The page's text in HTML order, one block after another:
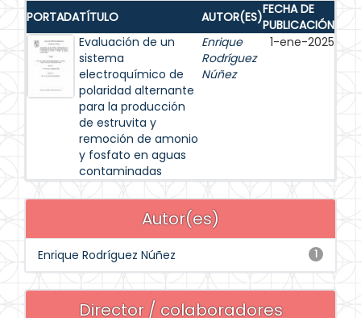
PORTADATÍTULO AUTOR(ES)FECHA DE
PUBLICACIÓN
Evaluación de un
sistema
electroquímico de
polaridad alternante
para la producción
de estruvita y
remoción de amonio
y fosfato en aguas
contaminadas
Enrique
Rodríguez
Núñez
1-ene-2025
Autor(es)
1
Enrique Rodríguez Núñez
Director / colaboradores